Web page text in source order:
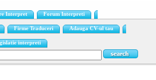
Interpret Forum Interpreti
Firme Traduceri Adauga CV-ul tau
interpreti